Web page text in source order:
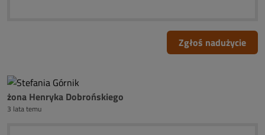
Zgłoś nadużycie
żona Henryka Dobrońskiego
3 lata temu